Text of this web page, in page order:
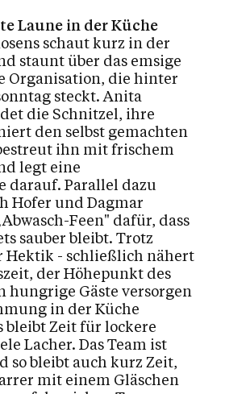
Laune in der Küche
schaut kurz in der
staunt über das emsige
Organisation, die hinter
steckt. Anita
die Schnitzel, ihre
den selbst gemachten
ihn mit frischem
legt eine
darauf. Parallel dazu
Hofer und Dagmar
Feen" dafür, dass
sauber bleibt. Trotz
Hektik - schließlich nähert
der Höhepunkt des
hungrige Gäste versorgen
in der Küche
bleibt Zeit für lockere
Lacher. Das Team ist
so bleibt auch kurz Zeit,
mit einem Gläschen